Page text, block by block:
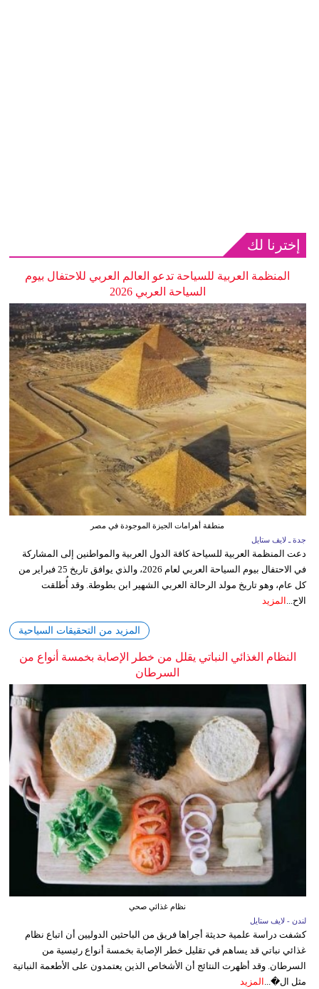
إخترنا لك
المنظمة العربية للسياحة تدعو العالم العربي للاحتفال بيوم
السياحة العربي 2026
منطقة أهرامات الجيزة الموجودة في مصر
جدة ـ لايف ستايل
دعت المنظمة العربية للسياحة كافة الدول العربية والمواطنين إلى المشاركة
في الاحتفال بيوم السياحة العربي لعام 2026، والذي يوافق تاريخ 25 فبراير من
كل عام، وهو تاريخ مولد الرحالة العربي الشهير ابن بطوطة. وقد أُطلقت
الاح... المزيد
المزيد من التحقيقات السياحية
النظام الغذائي النباتي يقلل من خطر الإصابة بخمسة أنواع من
السرطان
نظام غذائي صحي
لندن - لايف ستايل
كشفت دراسة علمية حديثة أجراها فريق من الباحثين الدوليين أن اتباع نظام
غذائي نباتي قد يساهم في تقليل خطر الإصابة بخمسة أنواع رئيسية من
السرطان. وقد أظهرت النتائج أن الأشخاص الذين يعتمدون على الأطعمة النباتية
مثل ال�...
المزيد